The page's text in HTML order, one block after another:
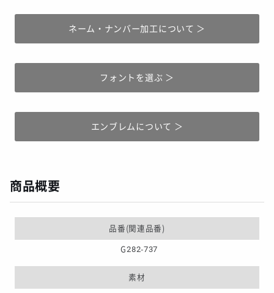
ネーム・ナンバー加工について ＞
フォントを選ぶ ＞
エンブレムについて ＞
商品概要
品番(関連品番)
G282-737
素材